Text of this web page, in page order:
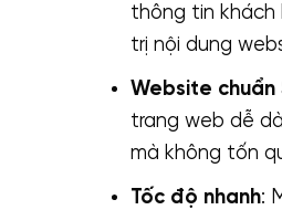
thông tin khách
trị nội dung
Website chuẩn
trang web dễ
mà không tốn
Tốc độ nhanh: